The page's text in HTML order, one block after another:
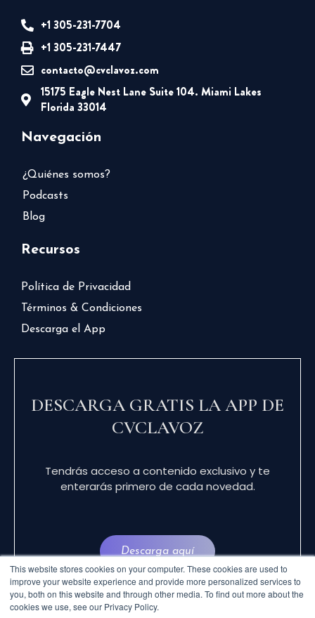
This website stores cookies on your computer. These cookies are used to
improve your website experience and provide more personalized services to
you, both on this website and through other media. To find out more about the
cookies we use, see our Privacy Policy.
+1 305-231-7704
+1 305-231-7447
contacto@cvclavoz.com
15175 Eagle Nest Lane Suite 104. Miami Lakes
Florida 33014
Navegación
¿Quiénes somos?
Podcasts
Blog
Recursos
Política de Privacidad
Términos & Condiciones
Descarga el App
DESCARGA GRATIS LA APP DE
CVCLAVOZ
Tendrás acceso a contenido exclusivo y te
enterarás primero de cada novedad.
Descarga aquí